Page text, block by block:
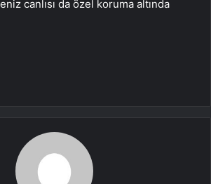
canlısı da özel koruma altında